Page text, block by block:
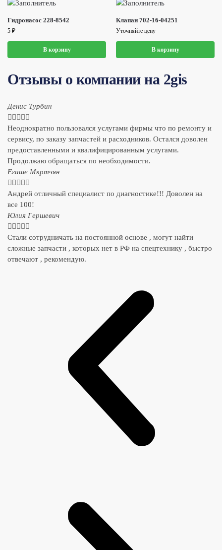
Гидронасос 228-8542
5 ₽
В корзину
Клапан 702-16-04251
Уточняйте цену
В корзину
Отзывы о компании на 2gis
Денис Турбин
    
Неоднократно пользовался услугами фирмы что по ремонту и
сервису, по заказу запчастей и расходников. Остался доволен
предоставленными и квалифицированным услугами.
Продолжаю обращаться по необходимости.
​Егише Мкртчян
    
Андрей отличный специалист по диагностике!!! Доволен на
все 100!
​Юлия Гершевич
    
Стали сотрудничать на постоянной основе , могут найти
сложные запчасти , которых нет в РФ на спецтехнику , быстро
отвечают , рекомендую.